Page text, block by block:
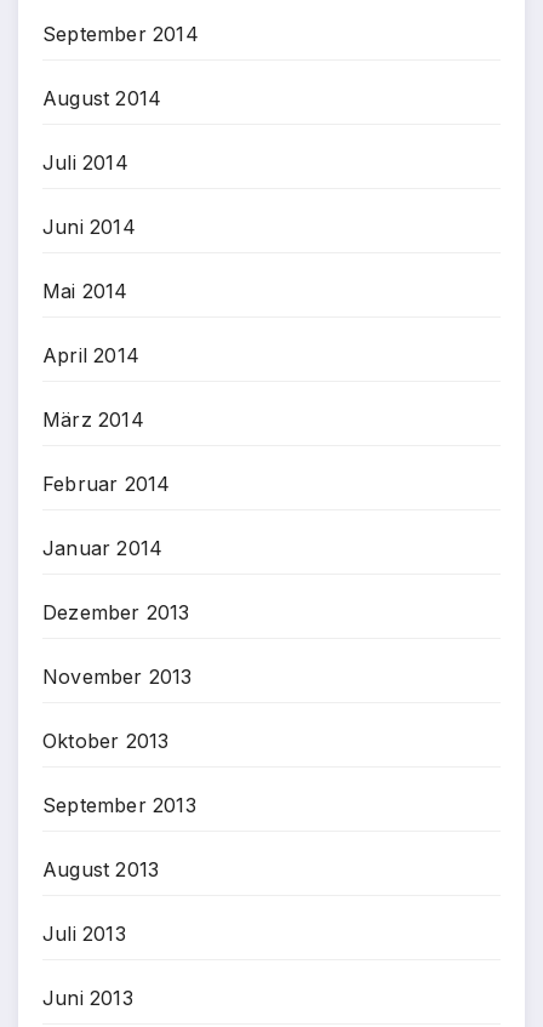
September 2014
August 2014
Juli 2014
Juni 2014
Mai 2014
April 2014
März 2014
Februar 2014
Januar 2014
Dezember 2013
November 2013
Oktober 2013
September 2013
August 2013
Juli 2013
Juni 2013